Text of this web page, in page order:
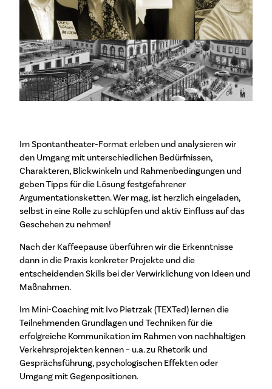
Im Spontantheater-Format erleben und analysieren wir
den Umgang mit unterschiedlichen Bedürfnissen,
Charakteren, Blickwinkeln und Rahmenbedingungen und
geben Tipps für die Lösung festgefahrener
Argumentationsketten. Wer mag, ist herzlich eingeladen,
selbst in eine Rolle zu schlüpfen und aktiv Einfluss auf das
Geschehen zu nehmen!
Nach der Kaffeepause überführen wir die Erkenntnisse
dann in die Praxis konkreter Projekte und die
entscheidenden Skills bei der Verwirklichung von Ideen und
Maßnahmen.
Im Mini-Coaching mit Ivo Pietrzak (TEXTed) lernen die
Teilnehmenden Grundlagen und Techniken für die
erfolgreiche Kommunikation im Rahmen von nachhaltigen
Verkehrsprojekten kennen – u.a. zu Rhetorik und
Gesprächsführung, psychologischen Effekten oder
Umgang mit Gegenpositionen.